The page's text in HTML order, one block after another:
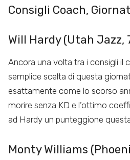
Consigli Coach,
Will Hardy (Utah Jazz,
Ancora una volta tra i consigli il
semplice scelta di questa
esattamente come lo scorso
morire senza KD e l’ottimo
ad Hardy un punteggione
Monty Williams